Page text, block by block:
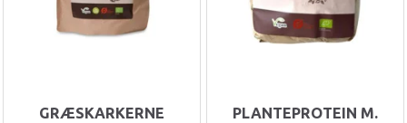
GRÆSKARKERNE
PLANTEPROTEIN M.